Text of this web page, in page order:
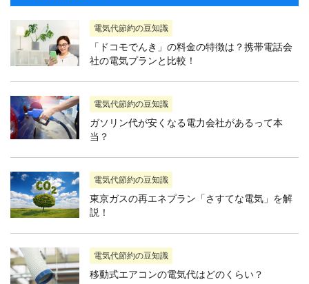
電気代節約の豆知識
「ドコモでんき」の料金の特徴は？携帯電話会
社の電気プランと比較！
電気代節約の豆知識
ガソリン代が安くなる電力会社があるって本
当？
電気代節約の豆知識
東京ガスの再エネプラン「さすてな電気」を解
説！
電気代節約の豆知識
移動式エアコンの電気代はどのくらい？